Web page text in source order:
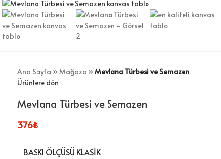
Ana Sayfa »Mağaza »Mevlana Türbesi ve Semazen
Ürünlere dön
Mevlana Türbesi ve Semazen
376₺
BASKI ÖLÇÜSÜ KLASIK